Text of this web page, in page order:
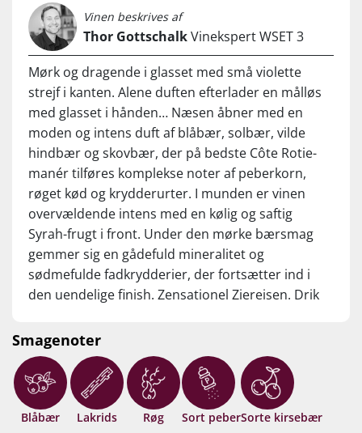
Vinen beskrives af
Thor GottschalkVinekspert WSET 3
Mørk og dragende i glasset med små violette
strejf i kanten. Alene duften efterlader en målløs
med glasset i hånden… Næsen åbner med en
moden og intens duft af blåbær, solbær, vilde
hindbær og skovbær, der på bedste Côte Rotie-
manér tilføres komplekse noter af peberkorn,
røget kød og krydderurter. I munden er vinen
overvældende intens med en kølig og saftig
Syrah-frugt i front. Under den mørke bærsmag
gemmer sig en gådefuld mineralitet og
sødmefulde fadkrydderier, der fortsætter ind i
den uendelige finish. Zensationel Ziereisen. Drik
Smagenoter
Blåbær Lakrids Røg Sort peberSorte kirsebær